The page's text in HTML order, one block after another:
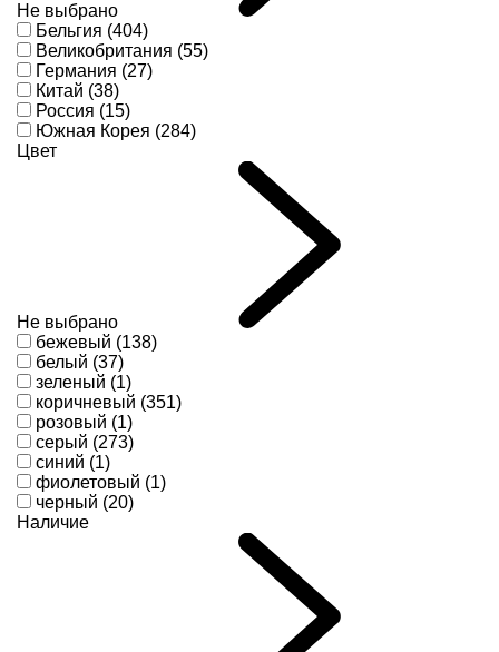
Не выбрано
Бельгия (404)
Великобритания (55)
Германия (27)
Китай (38)
Россия (15)
Южная Корея (284)
Цвет
Не выбрано
бежевый (138)
белый (37)
зеленый (1)
коричневый (351)
розовый (1)
серый (273)
синий (1)
фиолетовый (1)
черный (20)
Наличие